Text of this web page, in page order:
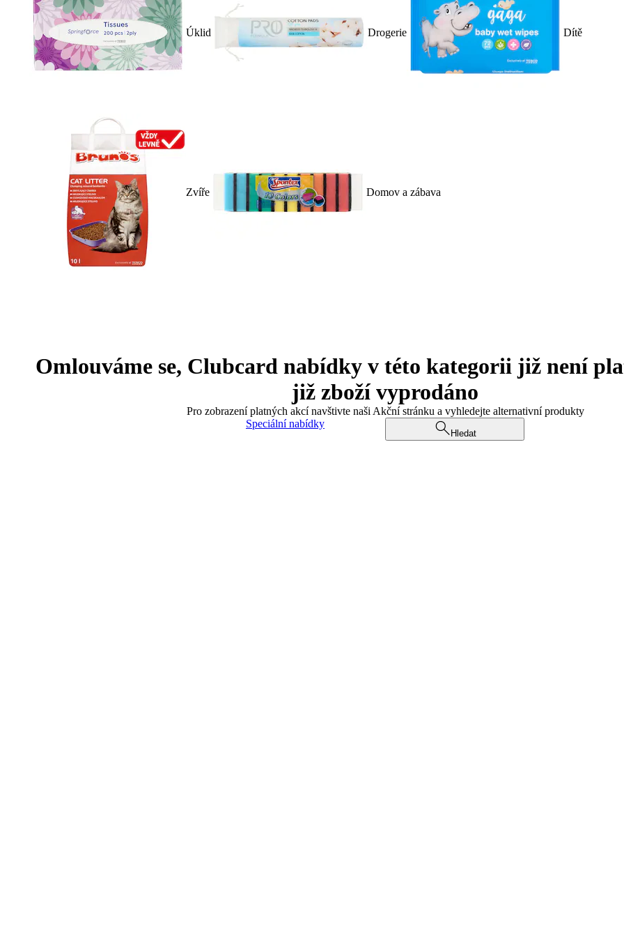
Úklid Drogerie Dítě
Zvíře Domov a zábava
Omlouváme se, Clubcard nabídky v této kategorii již není
již zboží vyprodáno
Pro zobrazení platných akcí navštivte naši Akční stránku a vyhledejte alternativní produkty
Speciální nabídky
Hledat